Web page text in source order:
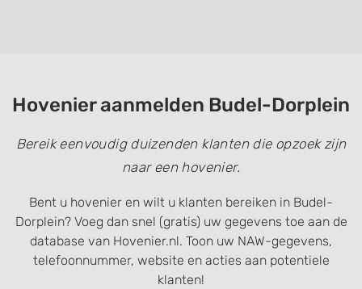
Hovenier aanmelden Budel-Dorplein
Bereik eenvoudig duizenden klanten die opzoek zijn
naar een hovenier.
Bent u hovenier en wilt u klanten bereiken in Budel-
Dorplein? Voeg dan snel (gratis) uw gegevens toe aan de
database van Hovenier.nl. Toon uw NAW-gegevens,
telefoonnummer, website en acties aan potentiele
klanten!